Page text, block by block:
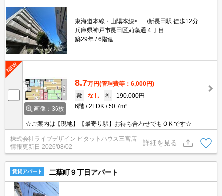
東海道本線・山陽本線<･･･/新長田駅 徒歩12分
兵庫県神戸市長田区苅藻通４丁目
築29年
6階建
画像：36枚
8.7万円(管理費等：6,000円)
敷
なし 礼
190,000円
6階
2LDK 50.7m²
☆ご案内は【現地】【最寄り駅】お待ち合わせでもＯＫです☆
株式会社ライブデザイン ピタットハウス三宮店
情報更新日 2026/08/02
詳細を見る
賃貸アパート 二葉町９丁目アパート